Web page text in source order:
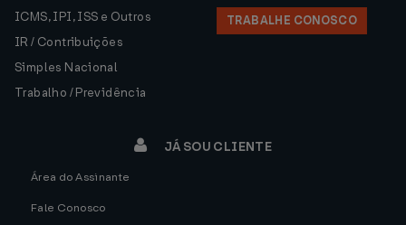
ICMS, IPI, ISS e Outros
IR / Contribuições
Simples Nacional
Trabalho / Previdência
TRABALHE CONOSCO
JÁ SOU CLIENTE
Área do Assinante
Fale Conosco